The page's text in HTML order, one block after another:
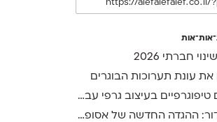
חברתי 2026
עונת תערוכות הבוגרים
ההגדה החדשה של אסופה, מהדורת 2026